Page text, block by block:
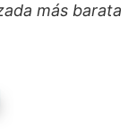
más barata